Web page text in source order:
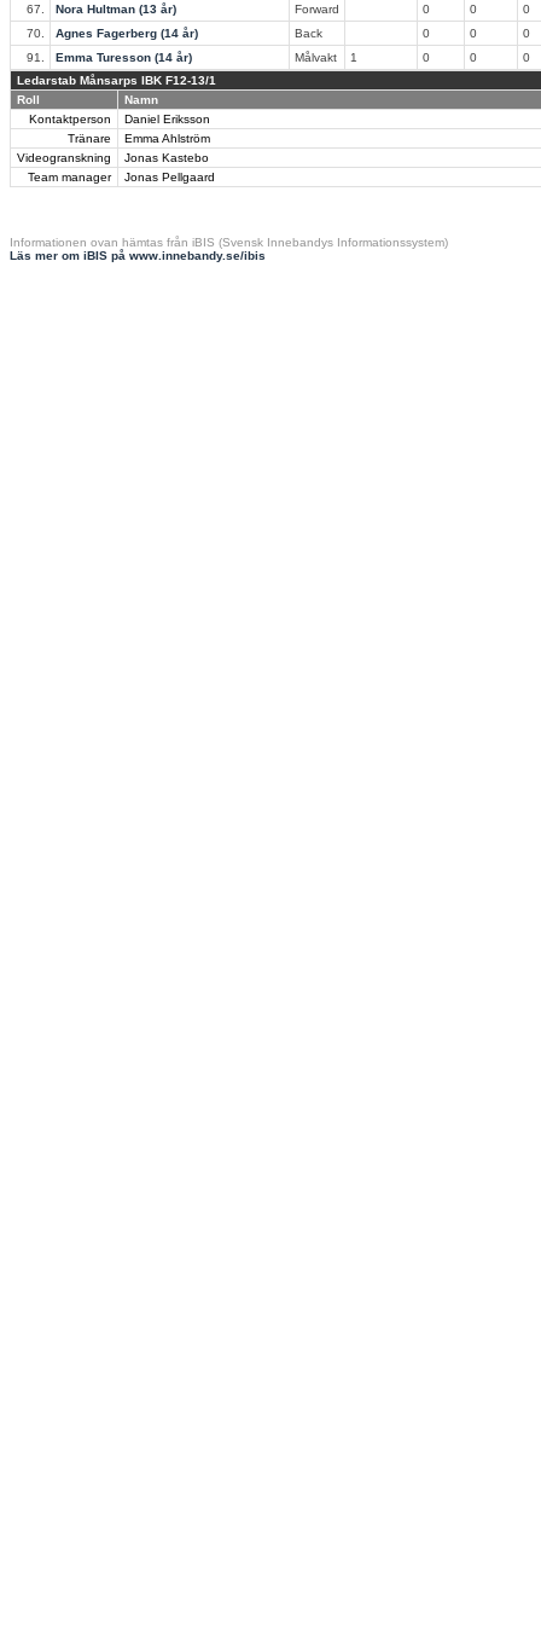
67. Nora Hultman (13 år) Forward 0 0
0
70.
Agnes Fagerberg (14 år) Back 0 0
0
91.
Emma Turesson (14 år) Målvakt 1 0 0
0
Ledarstab Månsarps IBK F12-13/1
Roll
Namn
Kontaktperson
Daniel Eriksson
Tränare
Emma Ahlström
Videogranskning
Jonas Kastebo
Team manager
Jonas Pellgaard
Informationen ovan hämtas från iBIS (Svensk Innebandys Informationssystem)
Läs mer om iBIS på www.innebandy.se/ibis